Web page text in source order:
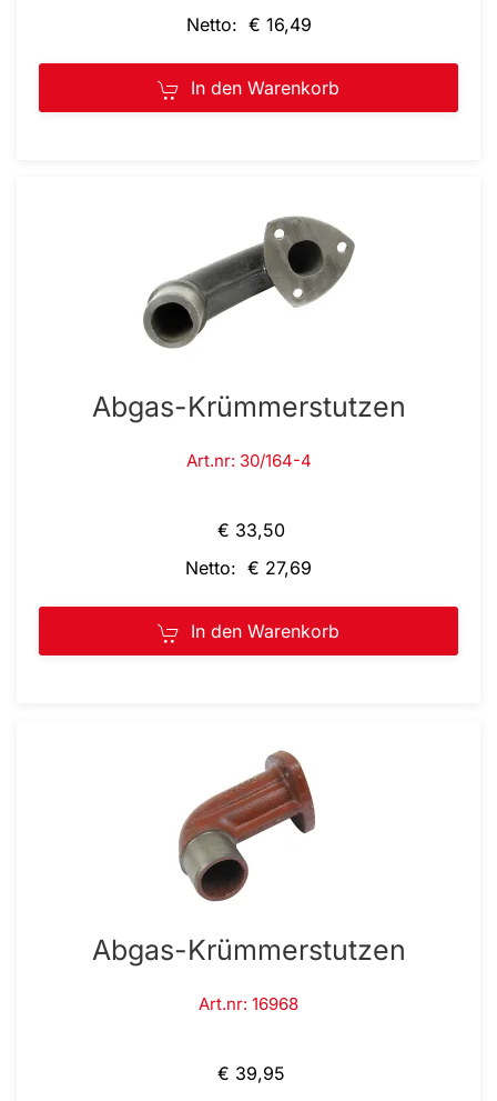
Netto: € 16,49
In den Warenkorb
Abgas-Krümmerstutzen
Art.nr: 30/164-4
€ 33,50
Netto: € 27,69
In den Warenkorb
Abgas-Krümmerstutzen
Art.nr: 16968
€ 39,95